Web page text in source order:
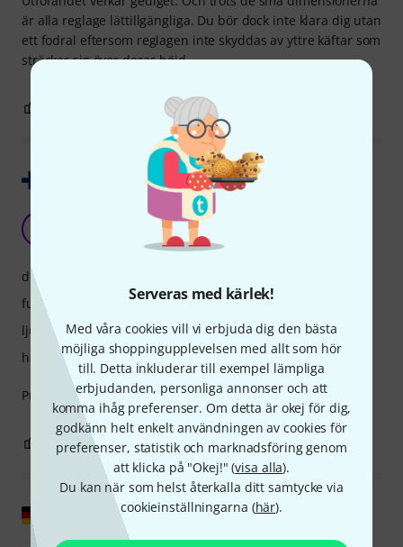
Serveras med kärlek!
Med våra cookies vill vi erbjuda dig den bästa
möjliga shoppingupplevelsen med allt som hör
till. Detta inkluderar till exempel lämpliga
erbjudanden, personliga annonser och att
komma ihåg preferenser. Om detta är okej för dig,
godkänn helt enkelt användningen av cookies för
preferenser, statistik och marknadsföring genom
att klicka på "Okej!" (visa alla).
Du kan när som helst återkalla ditt samtycke via
cookieinställningarna (här).
är alla reglage lättillgängliga. Du bör dock inte klara dig utan
ett fodral eftersom reglagen inte skyddas av yttre käftar som
sträcker sig över deras höjd.
ANMÄL RECENSION
Hps Yamaha 25.04.2023
Priset och kvaliteten är rätt.
drift
funktioner
ljud
hantverkskvalitet
0 ANMÄL RECENSION
Visa original